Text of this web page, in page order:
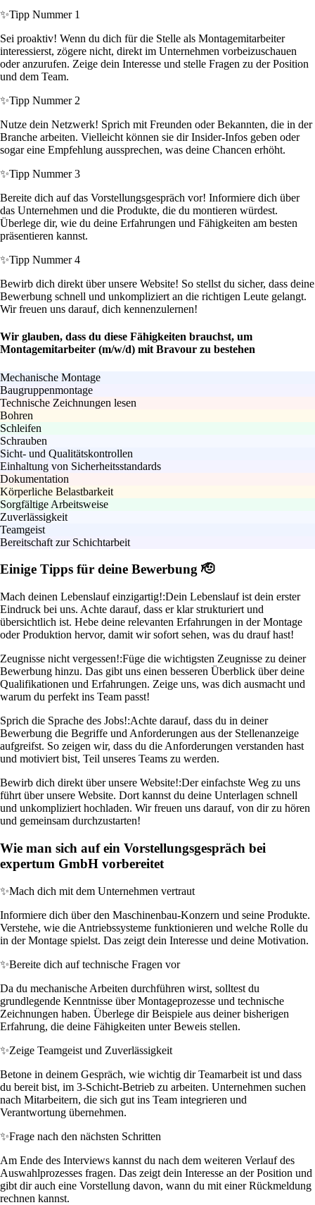
✨Tipp Nummer 1
Sei proaktiv! Wenn du dich für die Stelle als Montagemitarbeiter
interessierst, zögere nicht, direkt im Unternehmen vorbeizuschauen
oder anzurufen. Zeige dein Interesse und stelle Fragen zu der Position
und dem Team.
✨Tipp Nummer 2
Nutze dein Netzwerk! Sprich mit Freunden oder Bekannten, die in der
Branche arbeiten. Vielleicht können sie dir Insider-Infos geben oder
sogar eine Empfehlung aussprechen, was deine Chancen erhöht.
✨Tipp Nummer 3
Bereite dich auf das Vorstellungsgespräch vor! Informiere dich über
das Unternehmen und die Produkte, die du montieren würdest.
Überlege dir, wie du deine Erfahrungen und Fähigkeiten am besten
präsentieren kannst.
✨Tipp Nummer 4
Bewirb dich direkt über unsere Website! So stellst du sicher, dass deine
Bewerbung schnell und unkompliziert an die richtigen Leute gelangt.
Wir freuen uns darauf, dich kennenzulernen!
Wir glauben, dass du diese Fähigkeiten brauchst, um
Montagemitarbeiter (m/w/d) mit Bravour zu bestehen
Mechanische Montage
Baugruppenmontage
Technische Zeichnungen lesen
Bohren
Schleifen
Schrauben
Sicht- und Qualitätskontrollen
Einhaltung von Sicherheitsstandards
Dokumentation
Körperliche Belastbarkeit
Sorgfältige Arbeitsweise
Zuverlässigkeit
Teamgeist
Bereitschaft zur Schichtarbeit
Einige Tipps für deine Bewerbung 🫡
Mach deinen Lebenslauf einzigartig!:Dein Lebenslauf ist dein erster
Eindruck bei uns. Achte darauf, dass er klar strukturiert und
übersichtlich ist. Hebe deine relevanten Erfahrungen in der Montage
oder Produktion hervor, damit wir sofort sehen, was du drauf hast!
Zeugnisse nicht vergessen!:Füge die wichtigsten Zeugnisse zu deiner
Bewerbung hinzu. Das gibt uns einen besseren Überblick über deine
Qualifikationen und Erfahrungen. Zeige uns, was dich ausmacht und
warum du perfekt ins Team passt!
Sprich die Sprache des Jobs!:Achte darauf, dass du in deiner
Bewerbung die Begriffe und Anforderungen aus der Stellenanzeige
aufgreifst. So zeigen wir, dass du die Anforderungen verstanden hast
und motiviert bist, Teil unseres Teams zu werden.
Bewirb dich direkt über unsere Website!:Der einfachste Weg zu uns
führt über unsere Website. Dort kannst du deine Unterlagen schnell
und unkompliziert hochladen. Wir freuen uns darauf, von dir zu hören
und gemeinsam durchzustarten!
Wie man sich auf ein Vorstellungsgespräch bei
expertum GmbH vorbereitet
✨Mach dich mit dem Unternehmen vertraut
Informiere dich über den Maschinenbau-Konzern und seine Produkte.
Verstehe, wie die Antriebssysteme funktionieren und welche Rolle du
in der Montage spielst. Das zeigt dein Interesse und deine Motivation.
✨Bereite dich auf technische Fragen vor
Da du mechanische Arbeiten durchführen wirst, solltest du
grundlegende Kenntnisse über Montageprozesse und technische
Zeichnungen haben. Überlege dir Beispiele aus deiner bisherigen
Erfahrung, die deine Fähigkeiten unter Beweis stellen.
✨Zeige Teamgeist und Zuverlässigkeit
Betone in deinem Gespräch, wie wichtig dir Teamarbeit ist und dass
du bereit bist, im 3-Schicht-Betrieb zu arbeiten. Unternehmen suchen
nach Mitarbeitern, die sich gut ins Team integrieren und
Verantwortung übernehmen.
✨Frage nach den nächsten Schritten
Am Ende des Interviews kannst du nach dem weiteren Verlauf des
Auswahlprozesses fragen. Das zeigt dein Interesse an der Position und
gibt dir auch eine Vorstellung davon, wann du mit einer Rückmeldung
rechnen kannst.